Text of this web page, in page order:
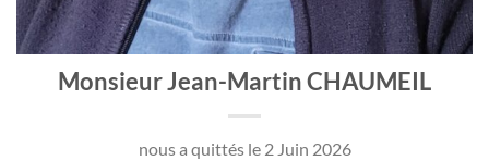
Monsieur Jean-Martin CHAUMEIL
nous a quittés le 2 Juin 2026